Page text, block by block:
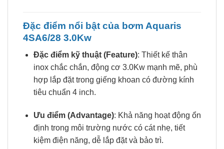
Đặc điểm nổi bật của bơm Aquaris
4SA6/28 3.0Kw
Đặc điểm kỹ thuật (Feature): Thiết kế thân
inox chắc chắn, động cơ 3.0Kw mạnh mẽ, phù
hợp lắp đặt trong giếng khoan có đường kính
tiêu chuẩn 4 inch.
Ưu điểm (Advantage): Khả năng hoạt động ổn
định trong môi trường nước có cát nhẹ, tiết
kiệm điện năng, dễ lắp đặt và bảo trì.